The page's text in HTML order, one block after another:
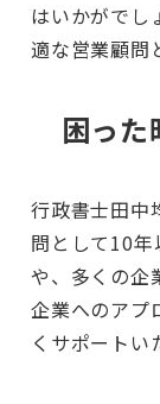
はいかがでし
適な営業顧問
困っ
行政書士田中
問として10
や、多くの企
企業へのアプ
くサポートい